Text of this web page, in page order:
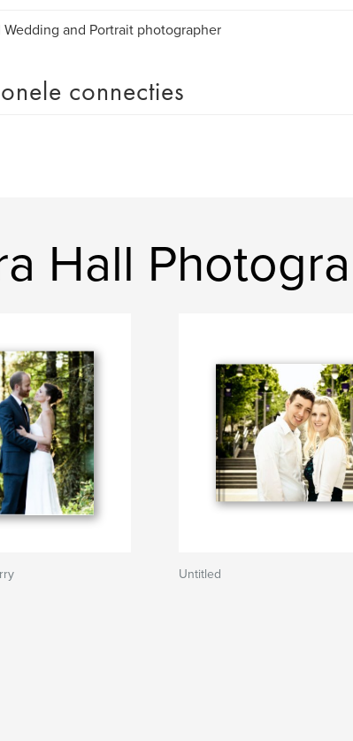
Wedding and Portrait photographer
connecties
Hall
Untitled